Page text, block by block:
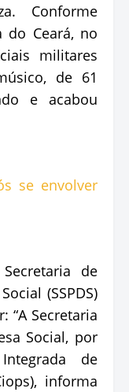
Conforme
do Ceará, no
militares
de 61
e acabou
de
(SSPDS)
“A Secretaria
Social, por
de
informa